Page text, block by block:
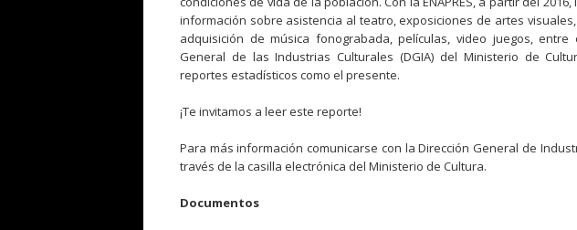
información sobre asistencia al teatro, exposiciones de artes
adquisición de música fonograbada, películas, video juegos,
General de las Industrias Culturales (DGIA) del Ministerio de
reportes estadísticos como el presente.
¡Te invitamos a leer este reporte!
Para más información comunicarse con la Dirección General de
través de la casilla electrónica del Ministerio de Cultura.
Documentos